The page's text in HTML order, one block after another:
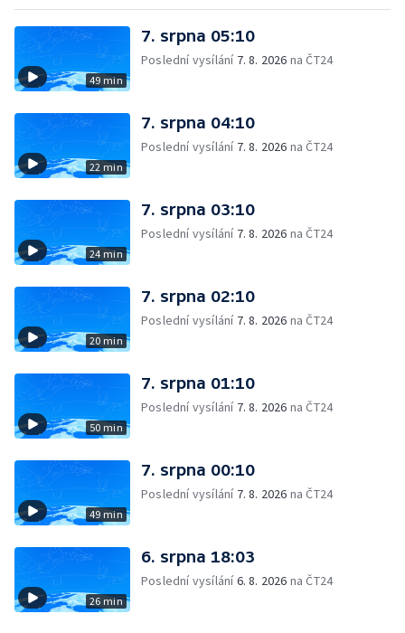
49 min
7. srpna 05:10
Poslední vysílání 7. 8. 2026 na ČT24
22 min
7. srpna 04:10
Poslední vysílání 7. 8. 2026 na ČT24
24 min
7. srpna 03:10
Poslední vysílání 7. 8. 2026 na ČT24
20 min
7. srpna 02:10
Poslední vysílání 7. 8. 2026 na ČT24
50 min
7. srpna 01:10
Poslední vysílání 7. 8. 2026 na ČT24
49 min
7. srpna 00:10
Poslední vysílání 7. 8. 2026 na ČT24
26 min
6. srpna 18:03
Poslední vysílání6. 8. 2026 na ČT24